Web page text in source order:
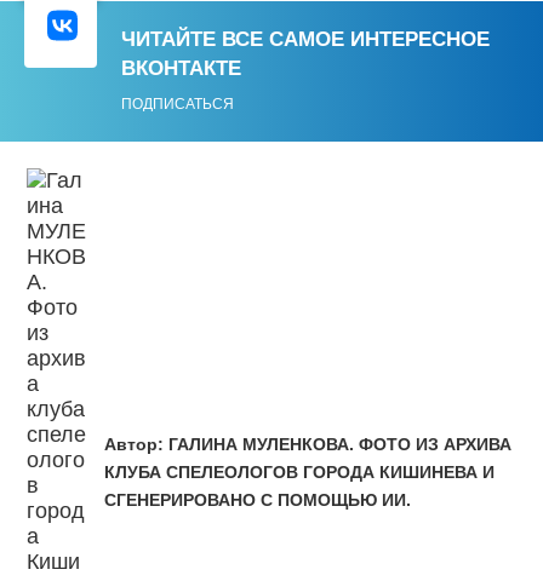
ЧИТАЙТЕ ВСЕ САМОЕ ИНТЕРЕСНОЕ
ВКОНТАКТЕ
ПОДПИСАТЬСЯ
Автор: ГАЛИНА МУЛЕНКОВА. ФОТО ИЗ АРХИВА
КЛУБА СПЕЛЕОЛОГОВ ГОРОДА КИШИНЕВА И
СГЕНЕРИРОВАНО С ПОМОЩЬЮ ИИ.